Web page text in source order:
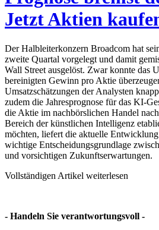
Jetzt Aktien
Der Halbleiterkonzern Broadcom hat
zweite Quartal vorgelegt und damit
Wall Street ausgelöst. Zwar konnte das
bereinigten Gewinn pro Aktie
Umsatzschätzungen der Analysten
zudem die Jahresprognose für das KI-
die Aktie im nachbörslichen Handel
Bereich der künstlichen Intelligenz
möchten, liefert die aktuelle
wichtige Entscheidungsgrundlage
und vorsichtigen Zukunftserwartungen.
Vollständigen Artikel weiterlesen
- Handeln Sie verantwortungsvoll -